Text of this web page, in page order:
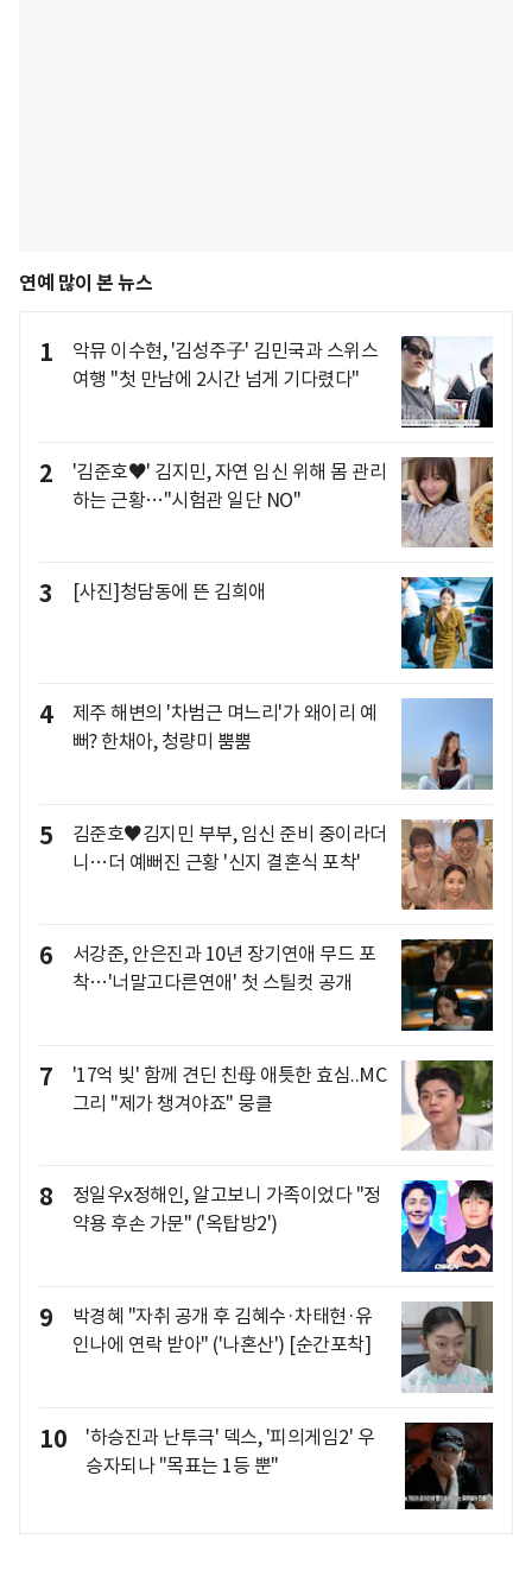
연예 많이 본 뉴스
1
악뮤 이수현, '김성주子' 김민국과 스위스
여행 "첫 만남에 2시간 넘게 기다렸다"
2
'김준호♥' 김지민, 자연 임신 위해 몸 관리
하는 근황…"시험관 일단 NO"
3 [사진]청담동에 뜬 김희애
4
제주 해변의 '차범근 며느리'가 왜이리 예
뻐? 한채아, 청량미 뿜뿜
5
김준호♥김지민 부부, 임신 준비 중이라더
니…더 예뻐진 근황 '신지 결혼식 포착'
6
서강준, 안은진과 10년 장기연애 무드 포
착…'너말고다른연애' 첫 스틸컷 공개
7
'17억 빚' 함께 견딘 친母 애틋한 효심..MC
그리 "제가 챙겨야죠" 뭉클
8
정일우x정해인, 알고보니 가족이었다 "정
약용 후손 가문" ('옥탑방2')
9
박경혜 "자취 공개 후 김혜수·차태현·유
인나에 연락 받아" ('나혼산') [순간포착]
10
'하승진과 난투극' 덱스, '피의게임2' 우
승자되나 "목표는 1등 뿐"